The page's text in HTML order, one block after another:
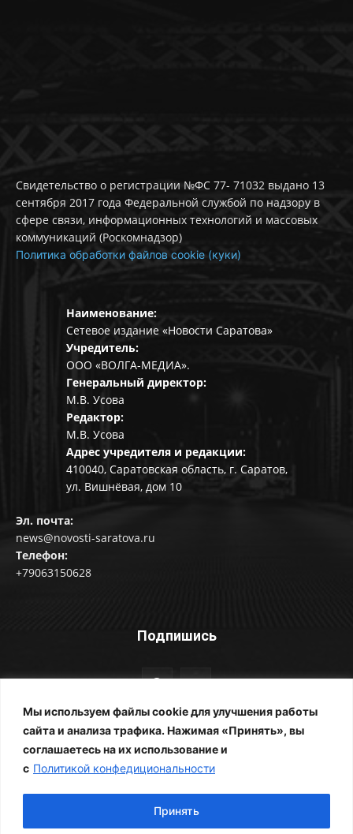
Мы используем файлы cookie для улучшения работы
сайта и анализа трафика. Нажимая «Принять», вы
соглашаетесь на их использование и
с Политикой конфедициональности
Принять
Свидетельство о регистрации №ФС 77- 71032 выдано 13
сентября 2017 года Федеральной службой по надзору в
сфере связи, информационных технологий и массовых
коммуникаций (Роскомнадзор)
Политика обработки файлов cookie (куки)
Наименование:
Сетевое издание «Новости Саратова»
Учредитель:
ООО «ВОЛГА-МЕДИА».
Генеральный директор:
М.В. Усова
Редактор:
М.В. Усова
Адрес учредителя и редакции:
410040, Саратовская область, г. Саратов,
ул. Вишнёвая, дом 10
Эл. почта:
news@novosti-saratova.ru
Телефон:
+79063150628
Подпишись
© Новости Саратова 2014-2025